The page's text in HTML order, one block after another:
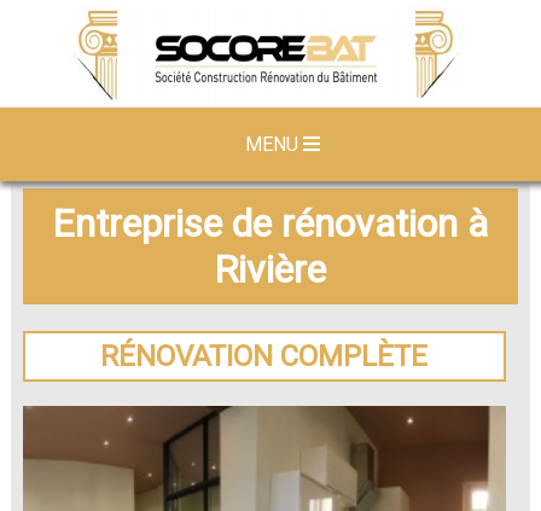
MENU
Entreprise de rénovation à
Rivière
RÉNOVATION COMPLÈTE